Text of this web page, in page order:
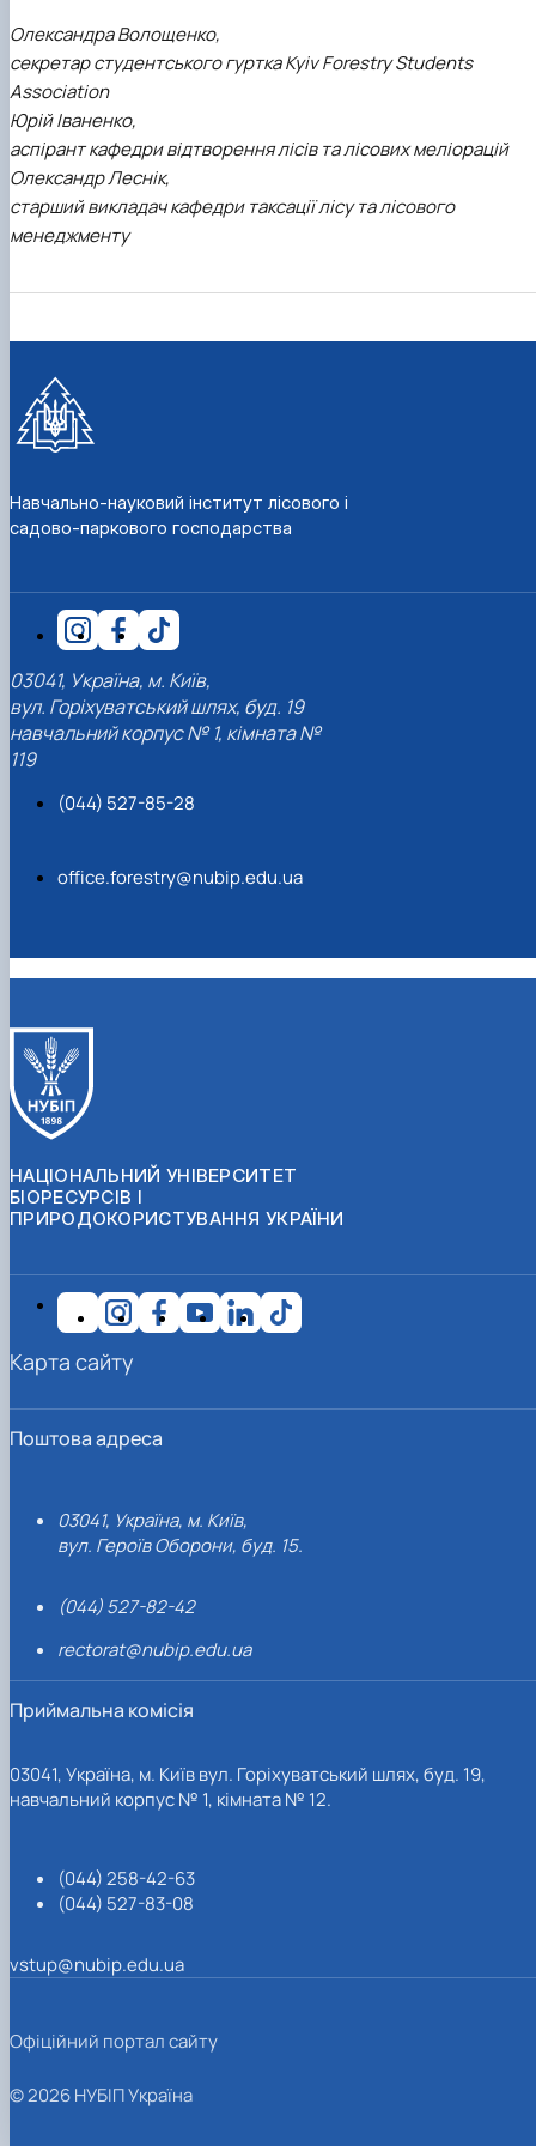
Олександра Волощенко,
секретар студентського гуртка Kyiv Forestry Students
Association
Юрій Іваненко,
аспірант кафедри відтворення лісів та лісових меліорацій
Олександр Леснік,
старший викладач кафедри таксації лісу та лісового
менеджменту
Навчально-науковий інститут лісового і
садово-паркового господарства
03041, Україна, м. Київ,
вул. Горіхуватський шлях, буд. 19
навчальний корпус № 1, кімната №
119
(044) 527-85-28
office.forestry@nubip.edu.ua
НАЦІОНАЛЬНИЙ УНІВЕРСИТЕТ
БІОРЕСУРСІВ І
ПРИРОДОКОРИСТУВАННЯ УКРАЇНИ
Поштова адреса
03041, Україна, м. Київ,
вул. Героїв Оборони, буд. 15.
(044) 527-82-42
rectorat@nubip.edu.ua
Приймальна комісія
03041, Україна, м. Київ вул. Горіхуватський шлях, буд. 19,
навчальний корпус № 1, кімната № 12.
(044) 258-42-63
(044) 527-83-08
vstup@nubip.edu.ua
Карта сайту
Офіційний портал сайту
© 2026 НУБІП Україна